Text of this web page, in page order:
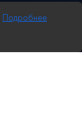
Подробнее